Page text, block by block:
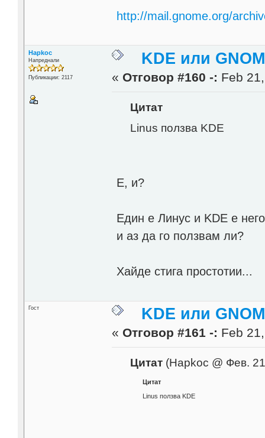
http://mail.gnome.org/
Hapkoc
Напреднали
Публикации: 2117
KDE или
« Отговор #160 -: Feb
Цитат
Linus ползва KDE
Е, и?
Един е Линус и KDE е
и аз да го ползвам ли?
Хайде стига простотии...
Гост KDE или
« Отговор #161 -: Feb
Цитат(Hapkoc @ Фев.
Цитат
Linus ползва KDE